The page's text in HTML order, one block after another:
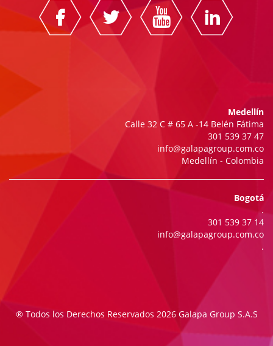
Medellín
Calle 32 C # 65 A -14 Belén Fátima
301 539 37 47
info@galapagroup.com.co
Medellín - Colombia
Bogotá
.
301 539 37 14
info@galapagroup.com.co
.
® Todos los Derechos Reservados 2026 Galapa Group S.A.S